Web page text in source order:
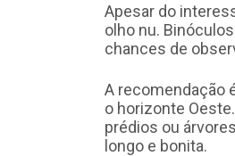
Apesar do
olho nu.
chances de
A recomendação
o horizonte
prédios ou
longo e bonita.